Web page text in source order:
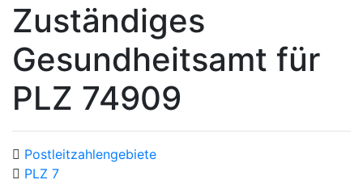
Zuständiges
Gesundheitsamt für
PLZ 74909
Postleitzahlengebiete
PLZ 7